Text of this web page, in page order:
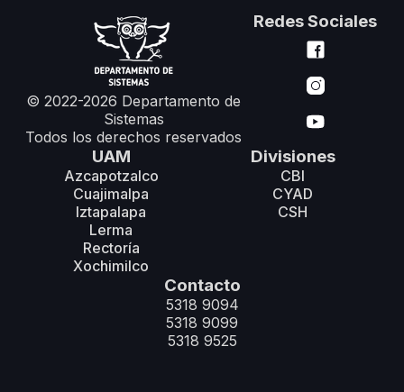
© 2022-2026 Departamento de
Sistemas
Todos los derechos reservados
Redes Sociales
UAM
Azcapotzalco
Cuajimalpa
Iztapalapa
Lerma
Rectoría
Xochimilco
Divisiones
CBI
CYAD
CSH
Contacto
5318 9094
5318 9099
5318 9525